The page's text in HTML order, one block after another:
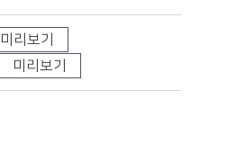
미리보기
미리보기